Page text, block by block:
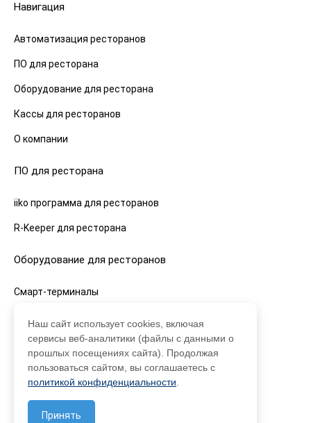
Навигация
Автоматизация ресторанов
ПО для ресторана
Оборудование для ресторана
Кассы для ресторанов
О компании
ПО для ресторана
iiko программа для ресторанов
R-Keeper для ресторана
Оборудование для ресторанов
Смарт-терминалы
Фискальные накопители
ОФД
Кассы для ресторанов
Наш сайт использует cookies, включая
сервисы веб-аналитики (файлы с данными о
прошлых посещениях сайта). Продолжая
пользоваться сайтом, вы соглашаетесь с
политикой конфиденциальности
Принять